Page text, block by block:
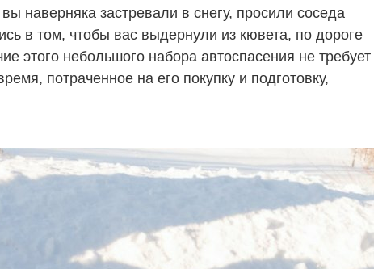
наверняка застревали в снегу, просили соседа
в том, чтобы вас выдернули из кювета, по дороге
этого небольшого набора автоспасения не требует
потраченное на его покупку и подготовку,